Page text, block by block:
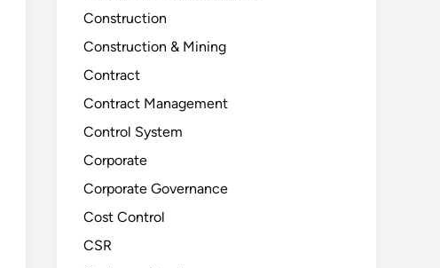
Construction
Construction & Mining
Contract
Contract Management
Control System
Corporate
Corporate Governance
Cost Control
CSR